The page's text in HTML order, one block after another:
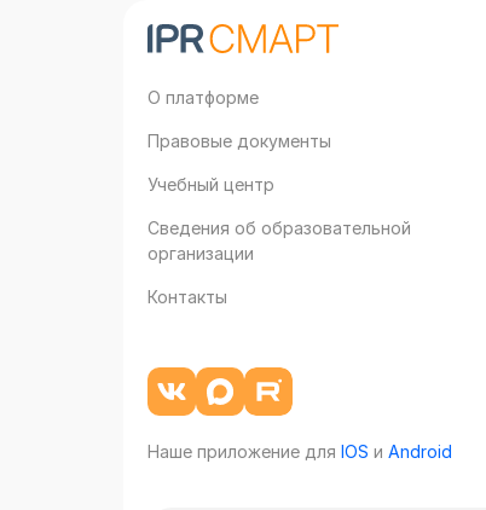
О платформе
Правовые документы
Учебный центр
Сведения об образовательной
организации
Контакты
Наше приложение для IOS и Android